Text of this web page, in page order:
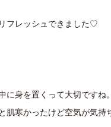
フレッシュできました♡
に身を置くって大切ですね。
肌寒かったけど空気が気持